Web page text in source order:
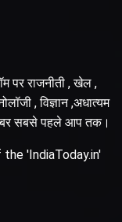
पर राजनीती , खेल ,
, विज्ञान ,अधात्यम
सबसे पहले आप तक।
'IndiaToday.in'